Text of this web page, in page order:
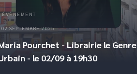
ÉVÈNEMENT
02 SEPTEMBRE 2025
Pourchet - Librairie le Genre
- le 02/09 à 19h30